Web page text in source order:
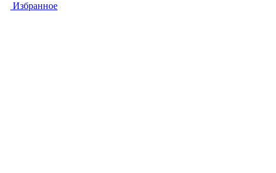
Избранное